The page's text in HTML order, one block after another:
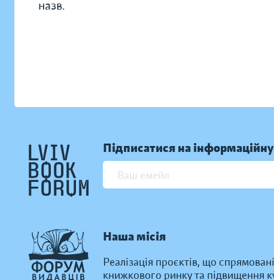
назв.
Підписатися на
Наша місія
Реалізація проєктів, що
книжкового ринку та підвищення